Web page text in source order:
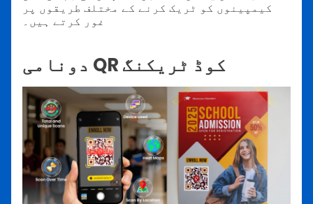
کیمپینوں کو ٹریک کرنے کے مختلف طریقوں پر
غور کرتے ہیں۔
دونامی QR کوڈ ٹریکنگ